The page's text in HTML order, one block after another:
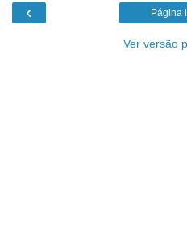
‹ Página
Ver versão